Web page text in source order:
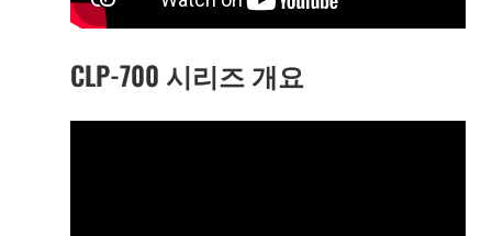
CLP-700 시리즈 개요